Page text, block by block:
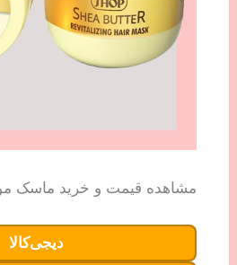
مشاهده قیمت و خرید ماسک
دیجی‌کالا